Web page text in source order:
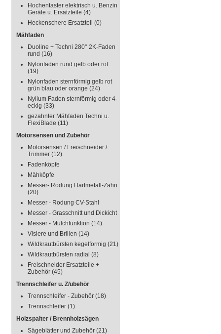
Hochentaster elektrisch u. Benzin
Geräte u. Ersatzteile (4)
Heckenschere Ersatzteil (0)
Mähfaden
Duoline + Techni 280° 2K-Faden
rund (16)
Nylonfaden rund gelb oder rot
(19)
Nylonfaden sternförmig gelb rot
grün blau oder orange (24)
Nylium Faden sternförmig oder 4-
eckig (33)
gezahnter Mähfaden Techni u.
FlexiBlade (11)
Motorsensen und Zubehör
Motorsensen / Freischneider /
Trimmer (12)
Fadenköpfe
Mähköpfe
Messer- Rodung Hartmetall-Zahn
(20)
Messer - Rodung CV-Stahl
Messer - Grasschnitt und Dickicht
Messer - Mulchfunktion (14)
Visiere und Brillen (14)
Wildkrautbürsten kegelförmig (21)
Wildkrautbürsten radial (8)
Freischneider Ersatzteile +
Zubehör (45)
Trennschleifer u. Z/ubehör
Trennschleifer - Zubehör (18)
Trennschleifer (1)
Holzspalter / Brennholzsägen
Sägeblätter und Zubehör (21)